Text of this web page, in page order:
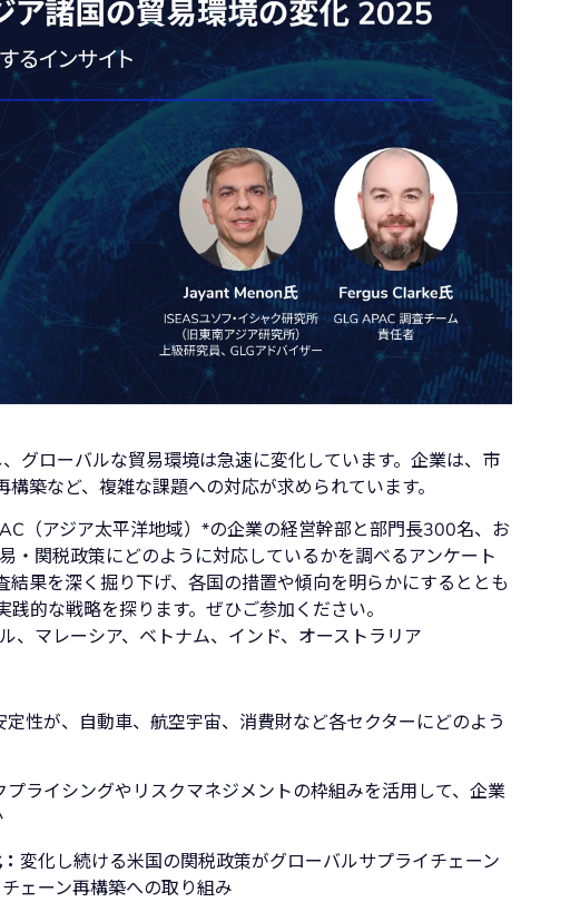
グローバルな貿易環境は急速に変化しています。企業は、市
築など、複雑な課題への対応が求められています。
（アジア太平洋地域）*の企業の経営幹部と部門長300名、お
・関税政策にどのように対応しているかを調べるアンケート
果を深く掘り下げ、各国の措置や傾向を明らかにするととも
的な戦略を探ります。ぜひご参加ください。
、マレーシア、ベトナム、インド、オーストラリア
性が、自動車、航空宇宙、消費財など各セクターにどのよう
プライシングやリスクマネジメントの枠組みを活用して、企業
変化し続ける米国の関税政策がグローバルサプライチェーン
ェーン再構築への取り組み